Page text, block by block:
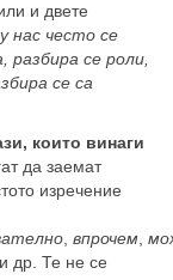
и двете
нас често се
разбира се роли,
се са
които винаги
да заемат
изречение
впрочем
и др. Те не се